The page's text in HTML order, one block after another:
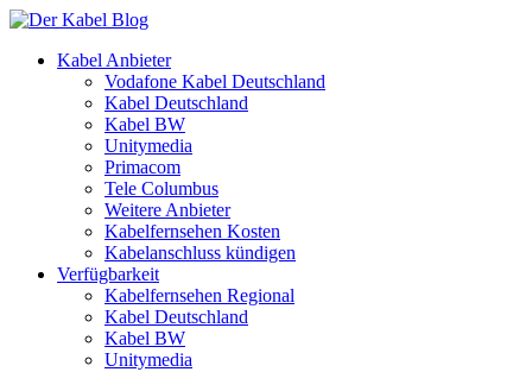
Kabel Anbieter
Vodafone Kabel Deutschland
Kabel Deutschland
Kabel BW
Unitymedia
Primacom
Tele Columbus
Weitere Anbieter
Kabelfernsehen Kosten
Kabelanschluss kündigen
Verfügbarkeit
Kabelfernsehen Regional
Kabel Deutschland
Kabel BW
Unitymedia